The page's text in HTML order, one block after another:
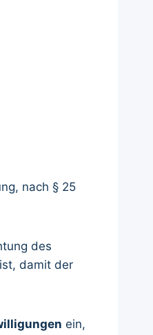
nach § 25
des
damit der
ein,